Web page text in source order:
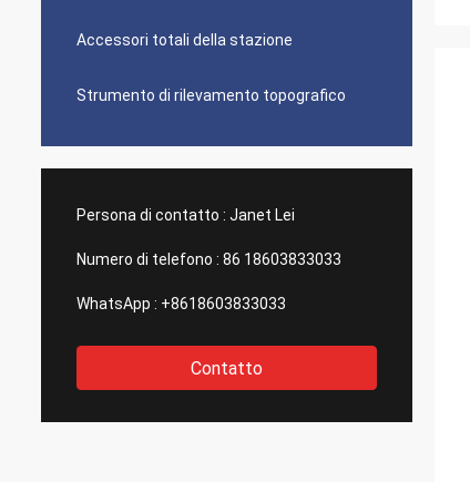
Accessori totali della stazione
Strumento di rilevamento topografico
Persona di contatto : Janet Lei
Numero di telefono : 86 18603833033
WhatsApp : +8618603833033
Contatto